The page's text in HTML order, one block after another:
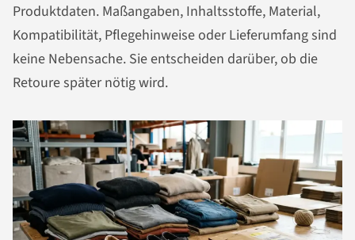
Produktdaten. Maßangaben, Inhaltsstoffe, Material,
Kompatibilität, Pflegehinweise oder Lieferumfang sind
keine Nebensache. Sie entscheiden darüber, ob die
Retoure später nötig wird.